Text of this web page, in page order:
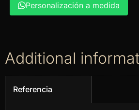
Personalización a medida
Additional
Referencia